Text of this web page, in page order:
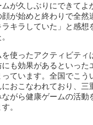
ムが久しぶりにできてよ
顔が始めと終わりで全然
ラキラしていた」と感想
使ったアクティビティ
にも効果があるといった
っています。全国でこう
におこなわれており、三
がら健康ゲームの活動
。